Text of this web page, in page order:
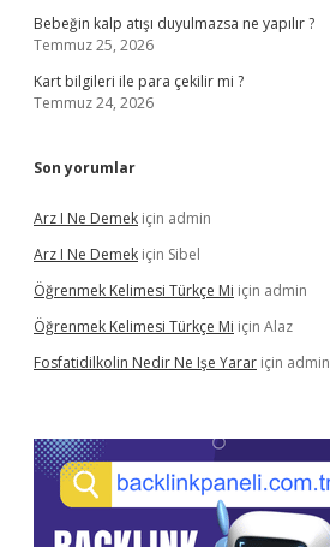
Bebeğin kalp atışı duyulmazsa ne yapılır ?
Temmuz 25, 2026
Kart bilgileri ile para çekilir mi ?
Temmuz 24, 2026
Son yorumlar
Arz I Ne Demek için admin
Arz I Ne Demek için Sibel
Öğrenmek Kelimesi Türkçe Mi için admin
Öğrenmek Kelimesi Türkçe Mi için Alaz
Fosfatidilkolin Nedir Ne Işe Yarar için admin